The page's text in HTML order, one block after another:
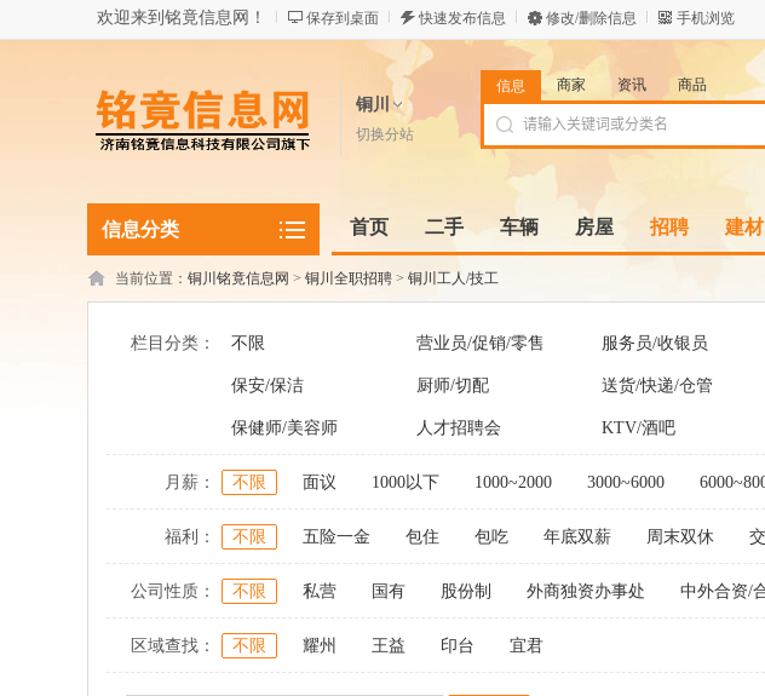
欢迎来到铭竟信息网！ 保存到桌面 快速发布信息 修改/删除信息 手机浏览
铜川
切换分站
信息 商家 资讯 商品
信息分类 首页 二手 车辆 房屋 招聘 建材
当前位置： 铜川铭竟信息网 > 铜川全职招聘 > 铜川工人/技工
栏目分类： 不限 营业员/促销/零售 服务员/收银员
保安/保洁 厨师/切配 送货/快递/仓管
保健师/美容师 人才招聘会 KTV/酒吧
月薪： 不限 面议 1000以下 1000~2000 3000~6000
福利： 不限 五险一金 包住 包吃 年底双薪 周末双休
公司性质： 不限 私营 国有 股份制 外商独资办事处 中外合资/
区域查找： 不限 耀州 王益 印台 宜君